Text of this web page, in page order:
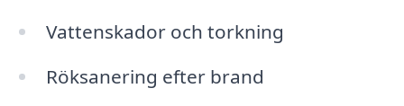
Vattenskador och torkning
Röksanering efter brand